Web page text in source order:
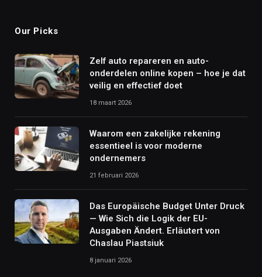
Our Picks
Zelf auto repareren en auto-
onderdelen online kopen – hoe je dat
veilig en effectief doet
18 maart 2026
Waarom een zakelijke rekening
essentieel is voor moderne
ondernemers
21 februari 2026
Das Europäische Budget Unter Druck
— Wie Sich die Logik der EU-
Ausgaben Ändert. Erläutert von
Chaslau Piastsiuk
8 januari 2026